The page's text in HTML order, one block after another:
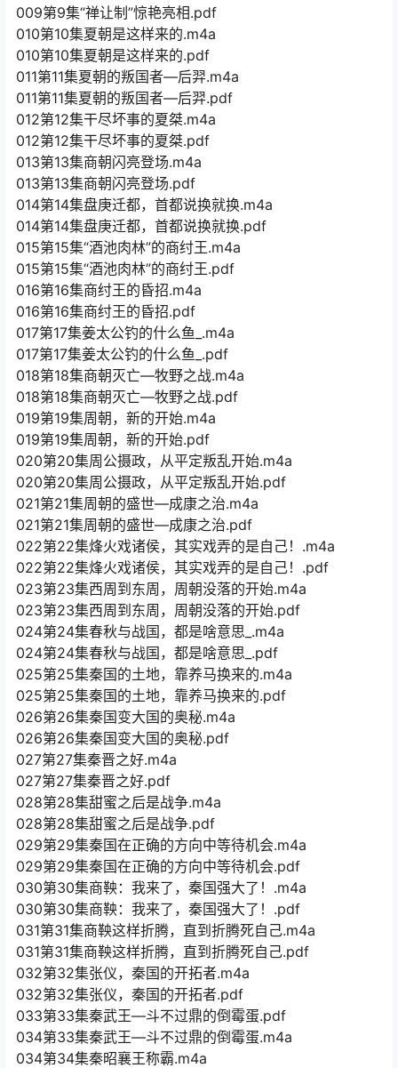
009第9集“禅让制”惊艳亮相.pdf
010第10集夏朝是这样来的.m4a
010第10集夏朝是这样来的.pdf
011第11集夏朝的叛国者—后羿.m4a
011第11集夏朝的叛国者—后羿.pdf
012第12集干尽坏事的夏桀.m4a
012第12集干尽坏事的夏桀.pdf
013第13集商朝闪亮登场.m4a
013第13集商朝闪亮登场.pdf
014第14集盘庚迁都，首都说换就换.m4a
014第14集盘庚迁都，首都说换就换.pdf
015第15集“酒池肉林”的商纣王.m4a
015第15集“酒池肉林”的商纣王.pdf
016第16集商纣王的昏招.m4a
016第16集商纣王的昏招.pdf
017第17集姜太公钓的什么鱼_.m4a
017第17集姜太公钓的什么鱼_.pdf
018第18集商朝灭亡—牧野之战.m4a
018第18集商朝灭亡—牧野之战.pdf
019第19集周朝，新的开始.m4a
019第19集周朝，新的开始.pdf
020第20集周公摄政，从平定叛乱开始.m4a
020第20集周公摄政，从平定叛乱开始.pdf
021第21集周朝的盛世—成康之治.m4a
021第21集周朝的盛世—成康之治.pdf
022第22集烽火戏诸侯，其实戏弄的是自己！.m4a
022第22集烽火戏诸侯，其实戏弄的是自己！.pdf
023第23集西周到东周，周朝没落的开始.m4a
023第23集西周到东周，周朝没落的开始.pdf
024第24集春秋与战国，都是啥意思_.m4a
024第24集春秋与战国，都是啥意思_.pdf
025第25集秦国的土地，靠养马换来的.m4a
025第25集秦国的土地，靠养马换来的.pdf
026第26集秦国变大国的奥秘.m4a
026第26集秦国变大国的奥秘.pdf
027第27集秦晋之好.m4a
027第27集秦晋之好.pdf
028第28集甜蜜之后是战争.m4a
028第28集甜蜜之后是战争.pdf
029第29集秦国在正确的方向中等待机会.m4a
029第29集秦国在正确的方向中等待机会.pdf
030第30集商鞅：我来了，秦国强大了！.m4a
030第30集商鞅：我来了，秦国强大了！.pdf
031第31集商鞅这样折腾，直到折腾死自己.m4a
031第31集商鞅这样折腾，直到折腾死自己.pdf
032第32集张仪，秦国的开拓者.m4a
032第32集张仪，秦国的开拓者.pdf
033第33集秦武王—斗不过鼎的倒霉蛋.pdf
034第33集秦武王—斗不过鼎的倒霉蛋.m4a
034第34集秦昭襄王称霸.m4a